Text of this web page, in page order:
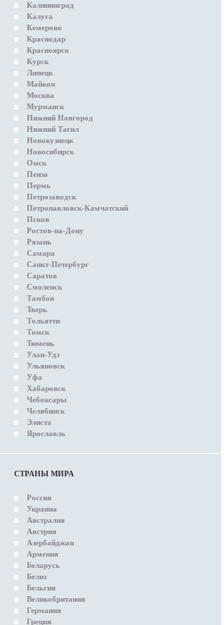
Калининград
Калуга
Кемерово
Краснодар
Красноярск
Курск
Липецк
Майкоп
Москва
Мурманск
Нижний Новгород
Нижний Тагил
Новокузнецк
Новосибирск
Омск
Пенза
Пермь
Петрозаводск
Петропавловск-Камчатский
Псков
Ростов-на-Дону
Рязань
Самара
Санкт-Петербург
Саратов
Смоленск
Тамбов
Тверь
Тольятти
Томск
Тюмень
Улан-Удэ
Ульяновск
Уфа
Хабаровск
Чебоксары
Челябинск
Элиста
Ярославль
СТРАНЫ МИРА
Россия
Украина
Австралия
Австрия
Азербайджан
Армения
Беларусь
Белиз
Бельгия
Великобритания
Германия
Греция